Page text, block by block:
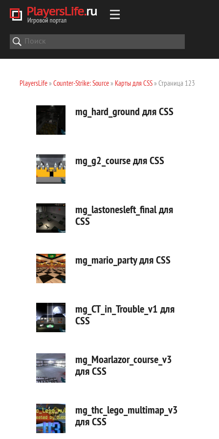
PlayersLife» Counter-Strike: Source» Карты для CSS» Страница 123
mg_hard_ground для CSS
mg_g2_course для CSS
mg_lastonesleft_final для
CSS
mg_mario_party для CSS
mg_CT_in_Trouble_v1 для
CSS
mg_Moarlazor_course_v3
для CSS
mg_thc_lego_multimap_v3
для CSS